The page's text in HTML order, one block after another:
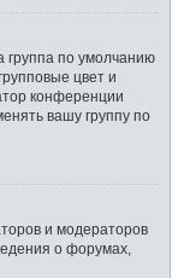
группа по умолчанию
цвет и
конференции
вашу группу по
и модераторов
о форумах,